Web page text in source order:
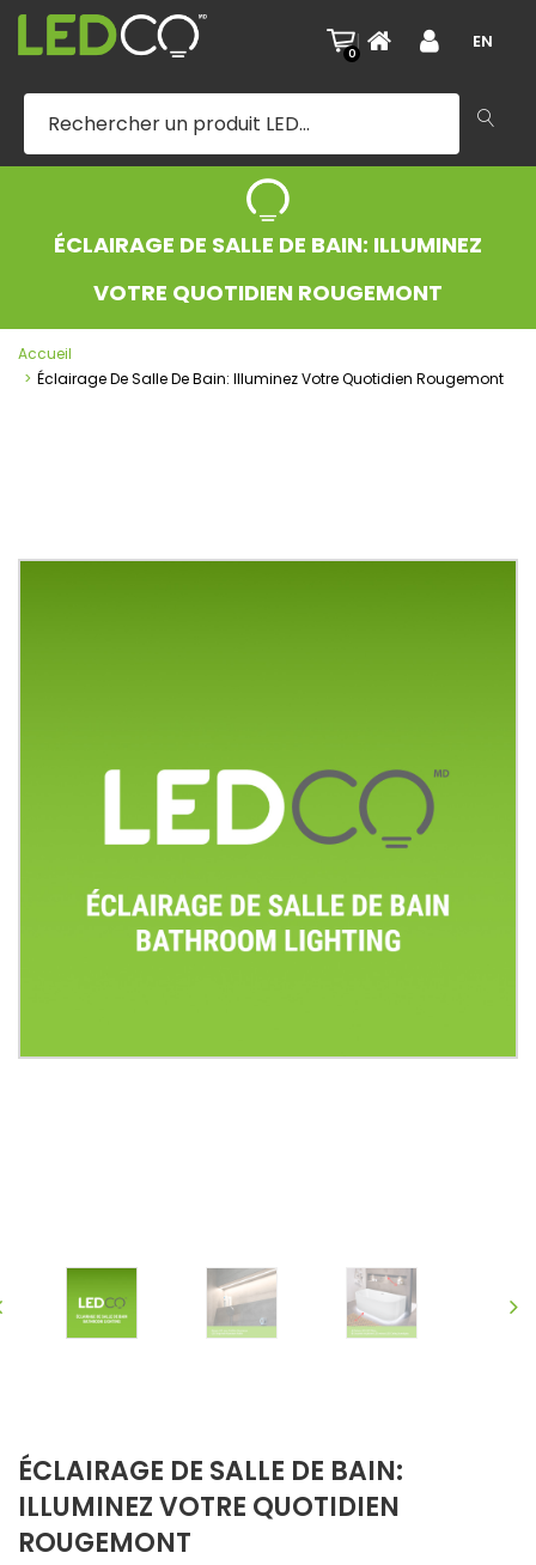
0
| EN
ÉCLAIRAGE DE SALLE DE BAIN: ILLUMINEZ
VOTRE QUOTIDIEN ROUGEMONT
Accueil
Éclairage De Salle De Bain: Illuminez Votre Quotidien Rougemont
ÉCLAIRAGE DE SALLE DE BAIN:
ILLUMINEZ VOTRE QUOTIDIEN
ROUGEMONT